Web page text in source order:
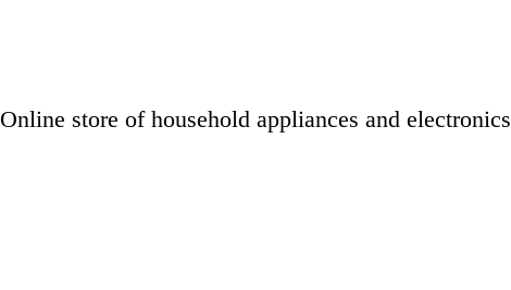
Online store of household appliances and electronics